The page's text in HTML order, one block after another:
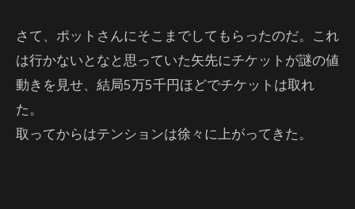
さて、ポットさんにそこまでしてもらったのだ。これ
は行かないとなと思っていた矢先にチケットが謎の値
動きを見せ、結局5万5千円ほどでチケットは取れ
た。
取ってからはテンションは徐々に上がってきた。